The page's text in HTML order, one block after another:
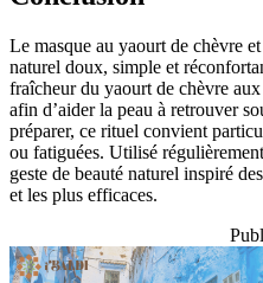
Le masque au yaourt de chèvre
naturel doux, simple et
fraîcheur du yaourt de chèvre
afin d’aider la peau à retrouver
préparer, ce rituel convient
ou fatiguées. Utilisé
geste de beauté naturel inspiré
et les plus efficaces.